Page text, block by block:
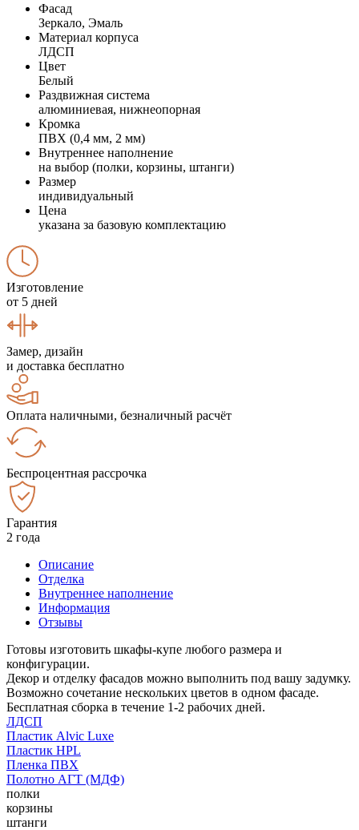
Фасад
Зеркало, Эмаль
Материал корпуса
ЛДСП
Цвет
Белый
Раздвижная система
алюминиевая, нижнеопорная
Кромка
ПВХ (0,4 мм, 2 мм)
Внутреннее наполнение
на выбор (полки, корзины, штанги)
Размер
индивидуальный
Цена
указана за базовую комплектацию
Изготовление
от 5 дней
Замер, дизайн
и доставка бесплатно
Оплата наличными, безналичный расчёт
Беспроцентная рассрочка
Гарантия
2 года
Описание
Отделка
Внутреннее наполнение
Информация
Отзывы
Готовы изготовить шкафы-купе любого размера и
конфигурации.
Декор и отделку фасадов можно выполнить под вашу задумку.
Возможно сочетание нескольких цветов в одном фасаде.
Бесплатная сборка в течение 1-2 рабочих дней.
ЛДСП
Пластик Alvic Luxe
Пластик HPL
Пленка ПВХ
Полотно АГТ (МДФ)
полки
корзины
штанги